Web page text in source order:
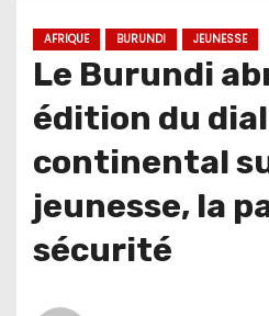
AFRIQUE BURUNDI JEUNESSE
Le Burundi
édition du
continental
jeunesse, la
sécurité